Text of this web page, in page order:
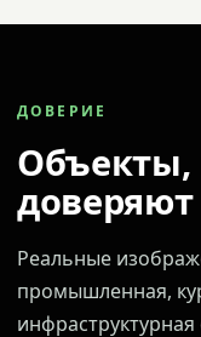
ДОВЕРИЕ
Объекты,
Реальные
промышленная,
инфраструктурная